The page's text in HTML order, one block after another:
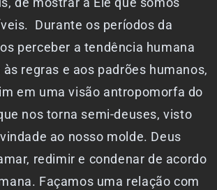
Durante os períodos da
perceber a tendência humana
regras e aos padrões humanos,
em uma visão antropomorfa do
nos torna semi-deuses, visto
ao nosso molde. Deus
redimir e condenar de acordo
Façamos uma relação com